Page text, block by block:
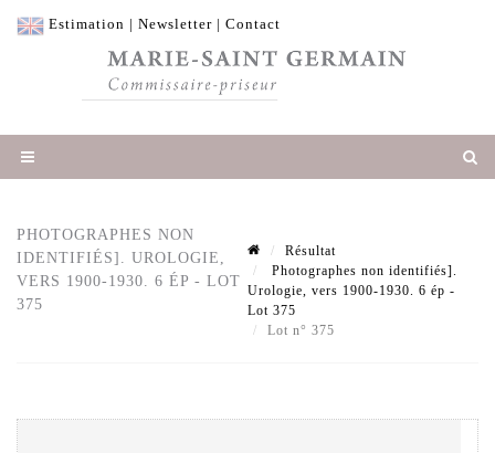
Estimation | Newsletter | Contact
PHOTOGRAPHES NON
IDENTIFIÉS]. UROLOGIE,
VERS 1900-1930. 6 ÉP - LOT
375
Résultat
Photographes non identifiés].
Urologie, vers 1900-1930. 6 ép -
Lot 375
Lot n° 375